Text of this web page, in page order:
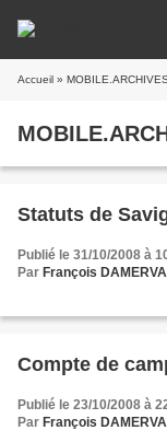
Accueil » MOBILE.ARCHIVES
Statuts de
Publié le 31/10/2008 à
Par François
Compte de
Publié le 23/10/2008 à
Par François